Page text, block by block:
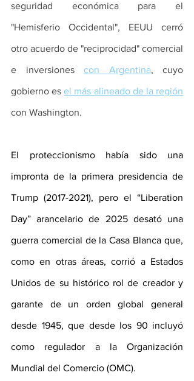
seguridad económica para el
"Hemisferio Occidental", EEUU cerró
otro acuerdo de "reciprocidad" comercial
e inversiones con Argentina, cuyo
gobierno es el más alineado de la región
con Washington.
El proteccionismo había sido una
impronta de la primera presidencia de
Trump (2017-2021), pero el “Liberation
Day” arancelario de 2025 desató una
guerra comercial de la Casa Blanca que,
como en otras áreas, corrió a Estados
Unidos de su histórico rol de creador y
garante de un orden global general
desde 1945, que desde los 90 incluyó
como regulador a la Organización
Mundial del Comercio (OMC).